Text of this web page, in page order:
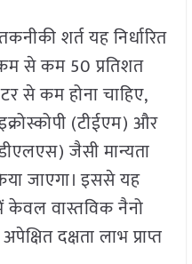
शर्त यह निर्धारित
से कम 50 प्रतिशत
से कम होना चाहिए,
(टीईएम) और
जैसी मान्यता
जाएगा। इससे यह
केवल वास्तविक नैनो
दक्षता लाभ प्राप्त